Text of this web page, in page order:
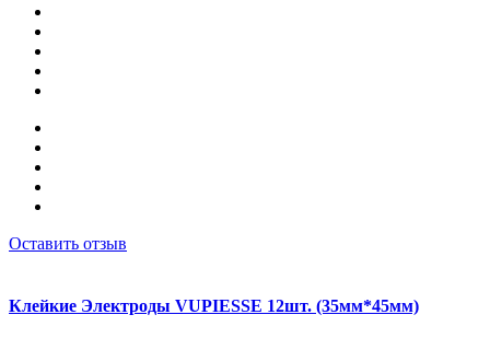
Оставить отзыв
Клейкие Электроды VUPIESSE 12шт. (35мм*45мм)